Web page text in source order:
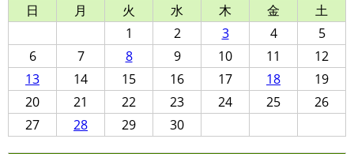
日
月 火 水 木 金
土
1
2 3 4
5
6
7 8 9 10 11
12
13
14 15 16 17 18
19
20
21 22 23 24 25
26
27
28 29 30